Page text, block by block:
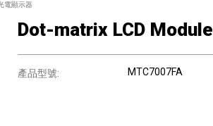
電顯示器
Dot-matrix LCD Module
產品型號: MTC7007FA